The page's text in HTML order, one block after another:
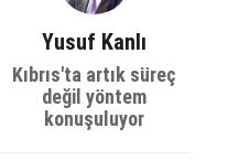
Yusuf Kanlı
Kıbrıs'ta artık süreç
değil yöntem
konuşuluyor